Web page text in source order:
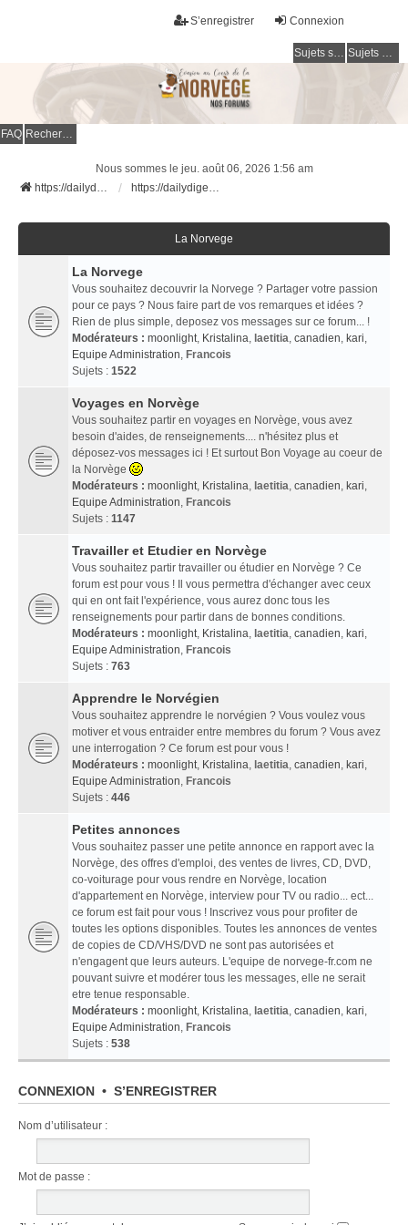
Connexion
S’enregistrer
Sujets sans réponse Sujets actifs
FAQ Rechercher
Nous sommes le jeu. août 06, 2026 1:56 am
https://dailydigesthub.com
https://dailydigesthub.com
La Norvege
La Norvege
Vous souhaitez decouvrir la Norvege ? Partager votre passion
pour ce pays ? Nous faire part de vos remarques et idées ?
Rien de plus simple, deposez vos messages sur ce forum... !
Modérateurs : moonlight, Kristalina, laetitia, canadien, kari,
Equipe Administration, Francois
Sujets : 1522
Voyages en Norvège
Vous souhaitez partir en voyages en Norvège, vous avez
besoin d'aides, de renseignements.... n'hésitez plus et
déposez-vos messages ici ! Et surtout Bon Voyage au coeur de
la Norvège
Modérateurs : moonlight, Kristalina, laetitia, canadien, kari,
Equipe Administration, Francois
Sujets : 1147
Travailler et Etudier en Norvège
Vous souhaitez partir travailler ou étudier en Norvège ? Ce
forum est pour vous ! Il vous permettra d'échanger avec ceux
qui en ont fait l'expérience, vous aurez donc tous les
renseignements pour partir dans de bonnes conditions.
Modérateurs : moonlight, Kristalina, laetitia, canadien, kari,
Equipe Administration, Francois
Sujets : 763
Apprendre le Norvégien
Vous souhaitez apprendre le norvégien ? Vous voulez vous
motiver et vous entraider entre membres du forum ? Vous avez
une interrogation ? Ce forum est pour vous !
Modérateurs : moonlight, Kristalina, laetitia, canadien, kari,
Equipe Administration, Francois
Sujets : 446
Petites annonces
Vous souhaitez passer une petite annonce en rapport avec la
Norvège, des offres d'emploi, des ventes de livres, CD, DVD,
co-voiturage pour vous rendre en Norvège, location
d'appartement en Norvège, interview pour TV ou radio... ect...
ce forum est fait pour vous ! Inscrivez vous pour profiter de
toutes les options disponibles. Toutes les annonces de ventes
de copies de CD/VHS/DVD ne sont pas autorisées et
n'engagent que leurs auteurs. L'equipe de norvege-fr.com ne
pouvant suivre et modérer tous les messages, elle ne serait
etre tenue responsable.
Modérateurs : moonlight, Kristalina, laetitia, canadien, kari,
Equipe Administration, Francois
Sujets : 538
CONNEXION • S’ENREGISTRER
Nom d’utilisateur :
Mot de passe :